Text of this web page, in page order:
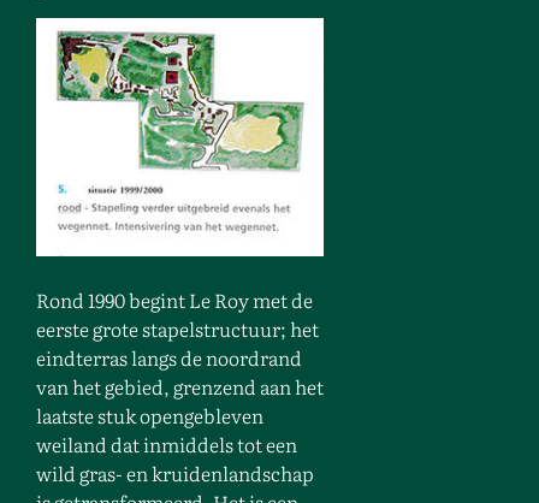
Rond 1990 begint Le Roy met de
eerste grote stapelstructuur; het
eindterras langs de noordrand
van het gebied, grenzend aan het
laatste stuk opengebleven
weiland dat inmiddels tot een
wild gras- en kruidenlandschap